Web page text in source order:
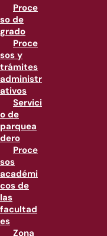
Proce
so de
grado
Proce
sos y
trámites
administr
ativos
Servici
o de
parquea
dero
Proce
sos
académi
cos de
las
facultad
es
Zona